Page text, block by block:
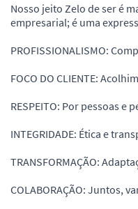
Nosso jeito Zelo de ser é
empresarial; é uma
PROFISSIONALISMO:
FOCO DO CLIENTE:
RESPEITO: Por pessoas e
INTEGRIDADE: Ética e
TRANSFORMAÇÃO:
COLABORAÇÃO: Juntos,